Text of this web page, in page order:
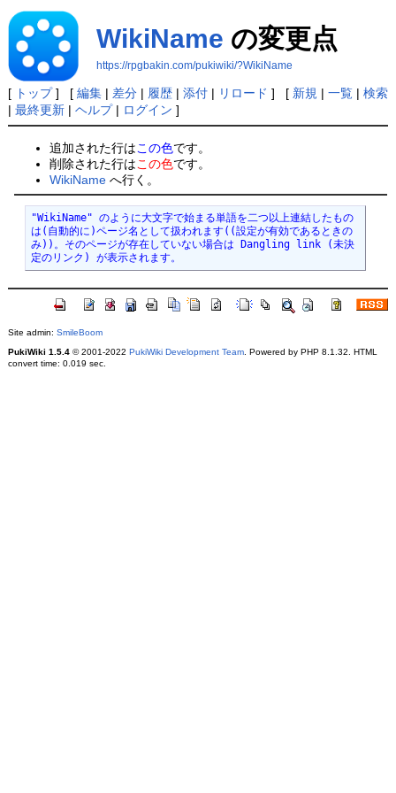
WikiName の変更点
https://rpgbakin.com/pukiwiki/?WikiName
[ トップ] [ 編集| 差分| 履歴| 添付| リロード ] [ 新規 | 一覧| 検索
| 最終更新| ヘルプ| ログイン ]
追加された行はこの色です。
削除された行はこの色です。
WikiName へ行く。
"WikiName" のように大文字で始まる単語を二つ以上連結したもの
は(自動的に)ページ名として扱われます((設定が有効であるときの
み))。そのページが存在していない場合は Dangling link (未決
定のリンク) が表示されます。
Site admin: SmileBoom
PukiWiki 1.5.4© 2001-2022 PukiWiki Development Team. Powered by PHP 8.1.32. HTML
convert time: 0.019 sec.